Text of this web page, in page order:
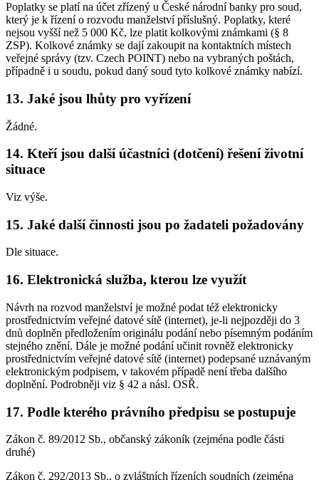
Poplatky se platí na účet zřízený u České národní banky pro soud,
který je k řízení o rozvodu manželství příslušný. Poplatky, které
nejsou vyšší než 5 000 Kč, lze platit kolkovými známkami (§ 8
ZSP). Kolkové známky se dají zakoupit na kontaktních místech
veřejné správy (tzv. Czech POINT) nebo na vybraných poštách,
případně i u soudu, pokud daný soud tyto kolkové známky nabízí.
13. Jaké jsou lhůty pro vyřízení
Žádné.
14. Kteří jsou další účastníci (dotčení) řešení životní
situace
Viz výše.
15. Jaké další činnosti jsou po žadateli požadovány
Dle situace.
16. Elektronická služba, kterou lze využít
Návrh na rozvod manželství je možné podat též elektronicky
prostřednictvím veřejné datové sítě (internet), je-li nejpozději do 3
dnů doplněn předložením originálu podání nebo písemným podáním
stejného znění. Dále je možné podání učinit rovněž elektronicky
prostřednictvím veřejné datové sítě (internet) podepsané uznávaným
elektronickým podpisem, v takovém případě není třeba dalšího
doplnění. Podrobněji viz § 42 a násl. OSŘ.
17. Podle kterého právního předpisu se postupuje
Zákon č. 89/2012 Sb., občanský zákoník (zejména podle části
druhé)
Zákon č. 292/2013 Sb., o zvláštních řízeních soudních (zejména